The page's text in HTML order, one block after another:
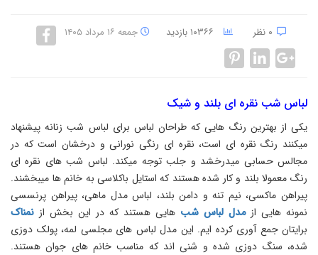
جمعه ۱۶ مرداد ۱۴۰۵
لباس شب نقره ای بلند و شیک
یکی از بهترین رنگ هایی که طراحان لباس برای لباس شب زنانه پیشنهاد
میکنند رنگ نقره ای است، نقره ای رنگی نورانی و درخشان است که در
مجالس حسابی میدرخشد و جلب توجه میکند. لباس شب های نقره ای
رنگ معمولا بلند و کار شده هستند که استایل باکلاسی به خانم ها میبخشند.
پیراهن ماکسی، نیم تنه و دامن بلند، لباس مدل ماهی، پیراهن پرنسسی
نمونه هایی ازمدل لباس شب هایی هستند که در این بخش از نمناک
برایتان جمع آوری کرده ایم. این مدل لباس های مجلسی لمه، پولک دوزی
شده، سنگ دوزی شده و شنی اند که مناسب خانم های جوان هستند.